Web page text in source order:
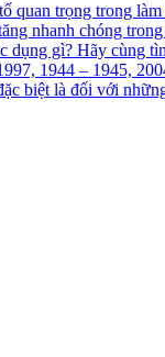
trọng trong
nhanh chóng
gì? Hãy
1944 – 1945,
biệt là đối với